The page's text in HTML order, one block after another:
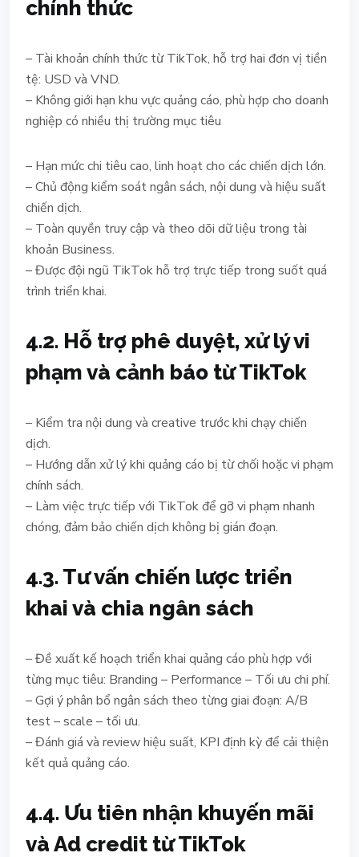
chính thức
– Tài khoản chính thức từ TikTok, hỗ trợ hai đơn vị tiền
tệ: USD và VND.
– Không giới hạn khu vực quảng cáo, phù hợp cho doanh
nghiệp có nhiều thị trường mục tiêu
– Hạn mức chi tiêu cao, linh hoạt cho các chiến dịch lớn.
– Chủ động kiểm soát ngân sách, nội dung và hiệu suất
chiến dịch.
– Toàn quyền truy cập và theo dõi dữ liệu trong tài
khoản Business.
– Được đội ngũ TikTok hỗ trợ trực tiếp trong suốt quá
trình triển khai.
4.2. Hỗ trợ phê duyệt, xử lý vi
phạm và cảnh báo từ TikTok
– Kiểm tra nội dung và creative trước khi chạy chiến
dịch.
– Hướng dẫn xử lý khi quảng cáo bị từ chối hoặc vi phạm
chính sách.
– Làm việc trực tiếp với TikTok để gỡ vi phạm nhanh
chóng, đảm bảo chiến dịch không bị gián đoạn.
4.3. Tư vấn chiến lược triển
khai và chia ngân sách
– Đề xuất kế hoạch triển khai quảng cáo phù hợp với
từng mục tiêu: Branding – Performance – Tối ưu chi phí.
– Gợi ý phân bổ ngân sách theo từng giai đoạn: A/B
test – scale – tối ưu.
– Đánh giá và review hiệu suất, KPI định kỳ để cải thiện
kết quả quảng cáo.
4.4. Ưu tiên nhận khuyến mãi
và Ad credit từ TikTok